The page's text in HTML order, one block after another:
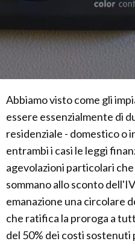
Abbiamo visto come gli
essere essenzialmente di
residenziale - domestico o
entrambi i casi le leggi
agevolazioni particolari
sommano allo sconto
emanazione una circolare
che ratifica la proroga a
del 50% dei costi sostenuti